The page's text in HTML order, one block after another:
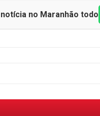
no Maranhão todo